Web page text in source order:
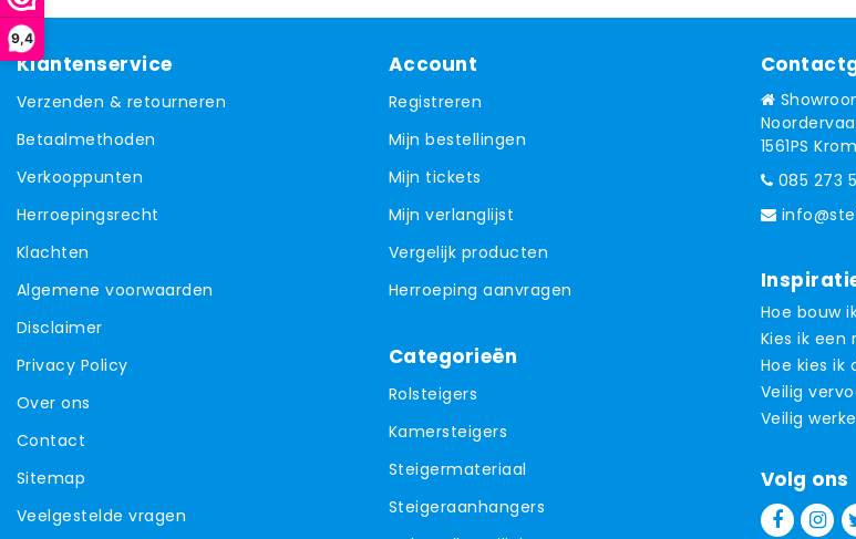
9,4
Klantenservice
Verzenden & retourneren
Betaalmethoden
Verkooppunten
Herroepingsrecht
Klachten
Algemene voorwaarden
Disclaimer
Privacy Policy
Over ons
Contact
Sitemap
Veelgestelde vragen
Account
Registreren
Mijn bestellingen
Mijn tickets
Mijn verlanglijst
Vergelijk producten
Herroeping aanvragen
Categorieën
Rolsteigers
Kamersteigers
Steigermateriaal
Steigeraanhangers
1561PS
085 273
Hoe bouw
Kies ik een
Hoe kies ik
Veilig
Veilig
Volg ons